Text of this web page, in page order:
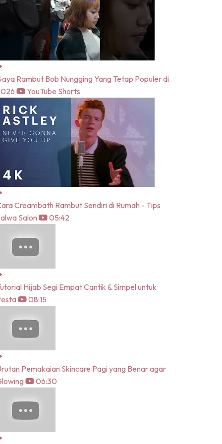
Rambut Bob Nungging Yang Tetap Populer di
YouTube Shorts
Creambath Rambut Sendiri di Rumah - Tips
Salon
05:42
Hijab Segi Empat Cantik & Simpel untuk
08:15
Pemakaian Skincare Pagi yang Benar agar
06:30